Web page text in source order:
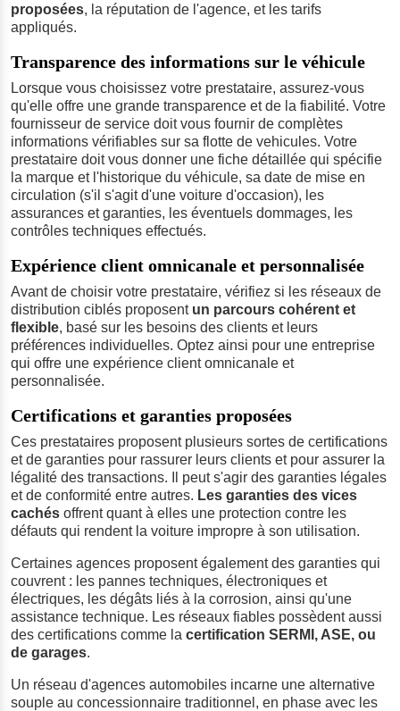
proposées, la réputation de l'agence, et les tarifs
appliqués.
Transparence des informations sur le véhicule
Lorsque vous choisissez votre prestataire, assurez-vous
qu'elle offre une grande transparence et de la fiabilité. Votre
fournisseur de service doit vous fournir de complètes
informations vérifiables sur sa flotte de vehicules. Votre
prestataire doit vous donner une fiche détaillée qui spécifie
la marque et l'historique du véhicule, sa date de mise en
circulation (s'il s'agit d'une voiture d'occasion), les
assurances et garanties, les éventuels dommages, les
contrôles techniques effectués.
Expérience client omnicanale et personnalisée
Avant de choisir votre prestataire, vérifiez si les réseaux de
distribution ciblés proposent un parcours cohérent et
flexible, basé sur les besoins des clients et leurs
préférences individuelles. Optez ainsi pour une entreprise
qui offre une expérience client omnicanale et
personnalisée.
Certifications et garanties proposées
Ces prestataires proposent plusieurs sortes de certifications
et de garanties pour rassurer leurs clients et pour assurer la
légalité des transactions. Il peut s'agir des garanties légales
et de conformité entre autres. Les garanties des vices
cachés offrent quant à elles une protection contre les
défauts qui rendent la voiture impropre à son utilisation.
Certaines agences proposent également des garanties qui
couvrent : les pannes techniques, électroniques et
électriques, les dégâts liés à la corrosion, ainsi qu'une
assistance technique. Les réseaux fiables possèdent aussi
des certifications comme la certification SERMI, ASE, ou
de garages.
Un réseau d'agences automobiles incarne une alternative
souple au concessionnaire traditionnel, en phase avec les